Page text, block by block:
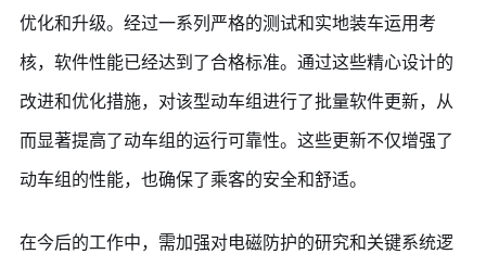
优化和升级。经过一系列严格的测试和实地装车运用考
核，软件性能已经达到了合格标准。通过这些精心设计的
改进和优化措施，对该型动车组进行了批量软件更新，从
而显著提高了动车组的运行可靠性。这些更新不仅增强了
动车组的性能，也确保了乘客的安全和舒适。
在今后的工作中，需加强对电磁防护的研究和关键系统逻